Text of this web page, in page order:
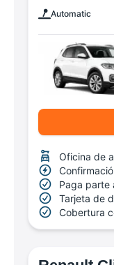
Automatic
Oficina de
Paga parte
Tarjeta de
Cobertura